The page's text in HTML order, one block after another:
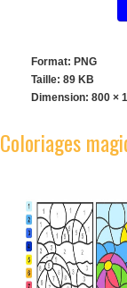
Format: PNG
Taille: 89 KB
Dimension: 800 ×
Coloriages